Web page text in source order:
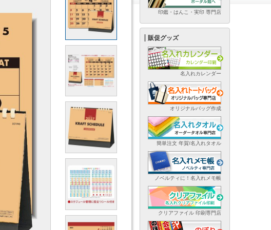
印鑑・はんこ・実印 専門店
販促グッズ
名入れカレンダー
オリジナルバッグ作成
簡単注文 年賀/名入れタオル
ノベルティに！名入れメモ帳
クリアファイル 印刷専門店